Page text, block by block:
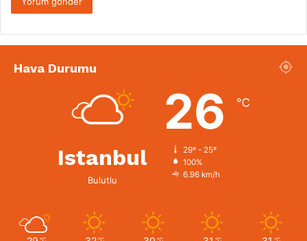
Hava Durumu
Istanbul
Bulutlu
26 ℃
29º - 25º
100%
6.96 km/h